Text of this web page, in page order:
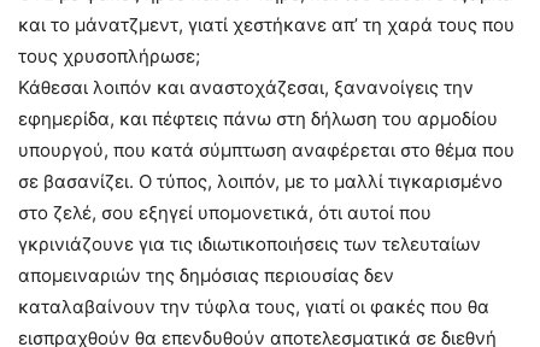
και το μάνατζμεντ, γιατί χεστήκανε απ’ τη χαρά τους που
τους χρυσοπλήρωσε;
Κάθεσαι λοιπόν και αναστοχάζεσαι, ξανανοίγεις την
εφημερίδα, και πέφτεις πάνω στη δήλωση του αρμοδίου
υπουργού, που κατά σύμπτωση αναφέρεται στο θέμα που
σε βασανίζει. Ο τύπος, λοιπόν, με το μαλλί τιγκαρισμένο
στο ζελέ, σου εξηγεί υπομονετικά, ότι αυτοί που
γκρινιάζουνε για τις ιδιωτικοποιήσεις των τελευταίων
απομειναριών της δημόσιας περιουσίας δεν
καταλαβαίνουν την τύφλα τους, γιατί οι φακές που θα
εισπραχθούν θα επενδυθούν αποτελεσματικά σε διεθνή